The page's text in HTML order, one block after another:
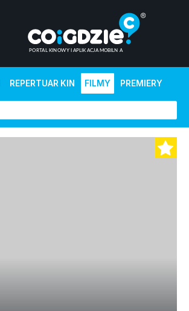
REPERTUAR KIN FILMY PREMIERY